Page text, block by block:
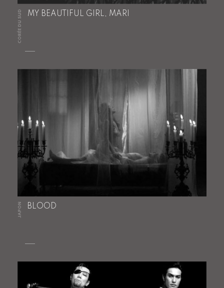
CORÉE DU SUD MY BEAUTIFUL GIRL, MARI
JAPON BLOOD